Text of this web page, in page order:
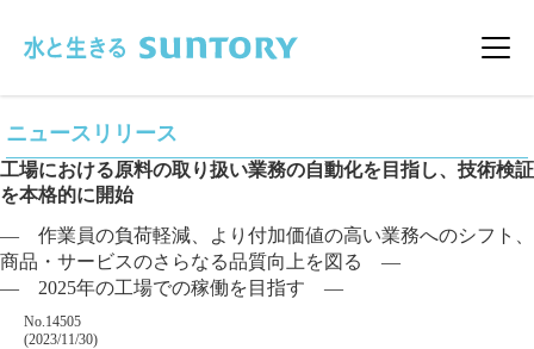
メ
ニュースリリース
工場における原料の取り扱い業務の自動化を目指し、技術検証
を本格的に開始
― 作業員の負荷軽減、より付加価値の高い業務へのシフト、
商品・サービスのさらなる品質向上を図る ―
― 2025年の工場での稼働を目指す ―
掲載番号
No.14505
掲載日
(2023/11/30)